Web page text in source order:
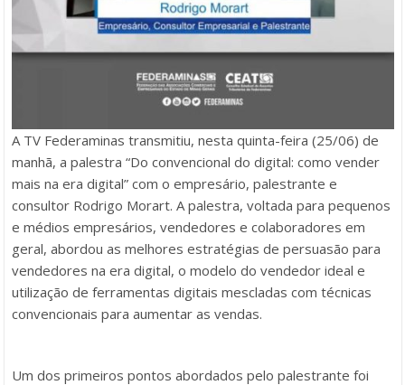
A TV Federaminas transmitiu, nesta quinta-feira (25/06) de
manhã, a palestra “Do convencional do digital: como vender
mais na era digital” com o empresário, palestrante e
consultor Rodrigo Morart. A palestra, voltada para pequenos
e médios empresários, vendedores e colaboradores em
geral, abordou as melhores estratégias de persuasão para
vendedores na era digital, o modelo do vendedor ideal e
utilização de ferramentas digitais mescladas com técnicas
convencionais para aumentar as vendas.
Um dos primeiros pontos abordados pelo palestrante foi